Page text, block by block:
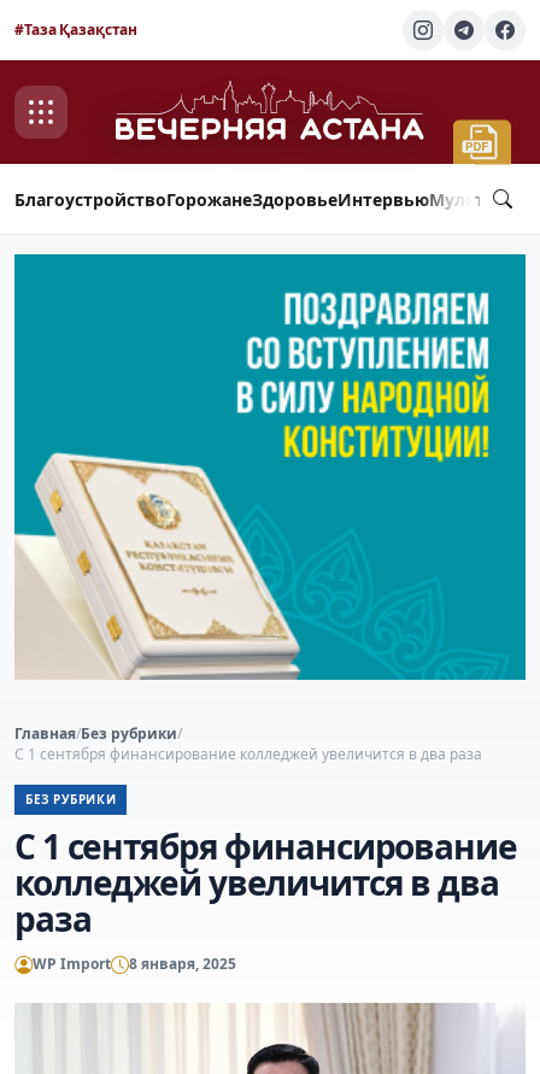
#Таза Қазақстан
БлагоустройствоГорожанеЗдоровьеИнтервью
Главная/Без рубрики/
С 1 сентября финансирование колледжей увеличится в два раза
БЕЗ РУБРИКИ
С 1 сентября финансирование
колледжей увеличится в два
раза
WP Import 8 января, 2025